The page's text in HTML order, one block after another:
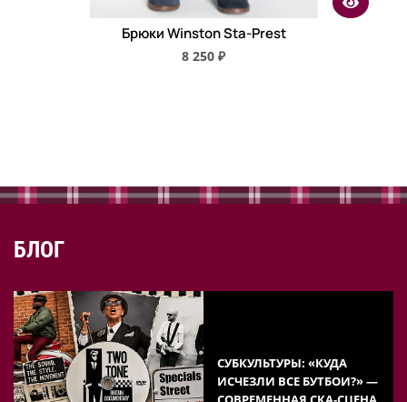
Брюки Winston Sta-Prest
8 250 ₽
БЛОГ
СУБКУЛЬТУРЫ: «КУДА
ИСЧЕЗЛИ ВСЕ БУТБОИ?» —